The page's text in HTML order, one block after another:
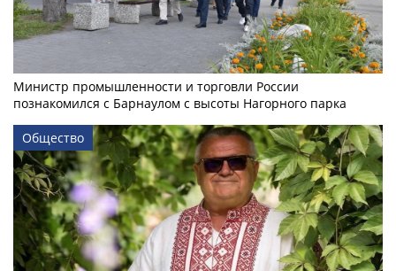
Министр промышленности и торговли России
познакомился с Барнаулом с высоты Нагорного парка
Общество